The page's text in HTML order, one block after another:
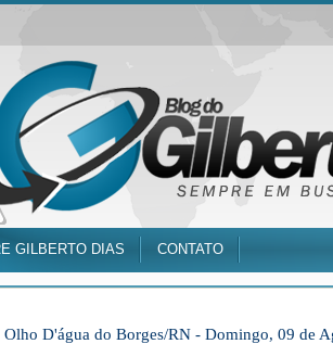
GILBERTO DIAS CONTATO
Olho D'água do Borges/RN - Domingo, 09 de